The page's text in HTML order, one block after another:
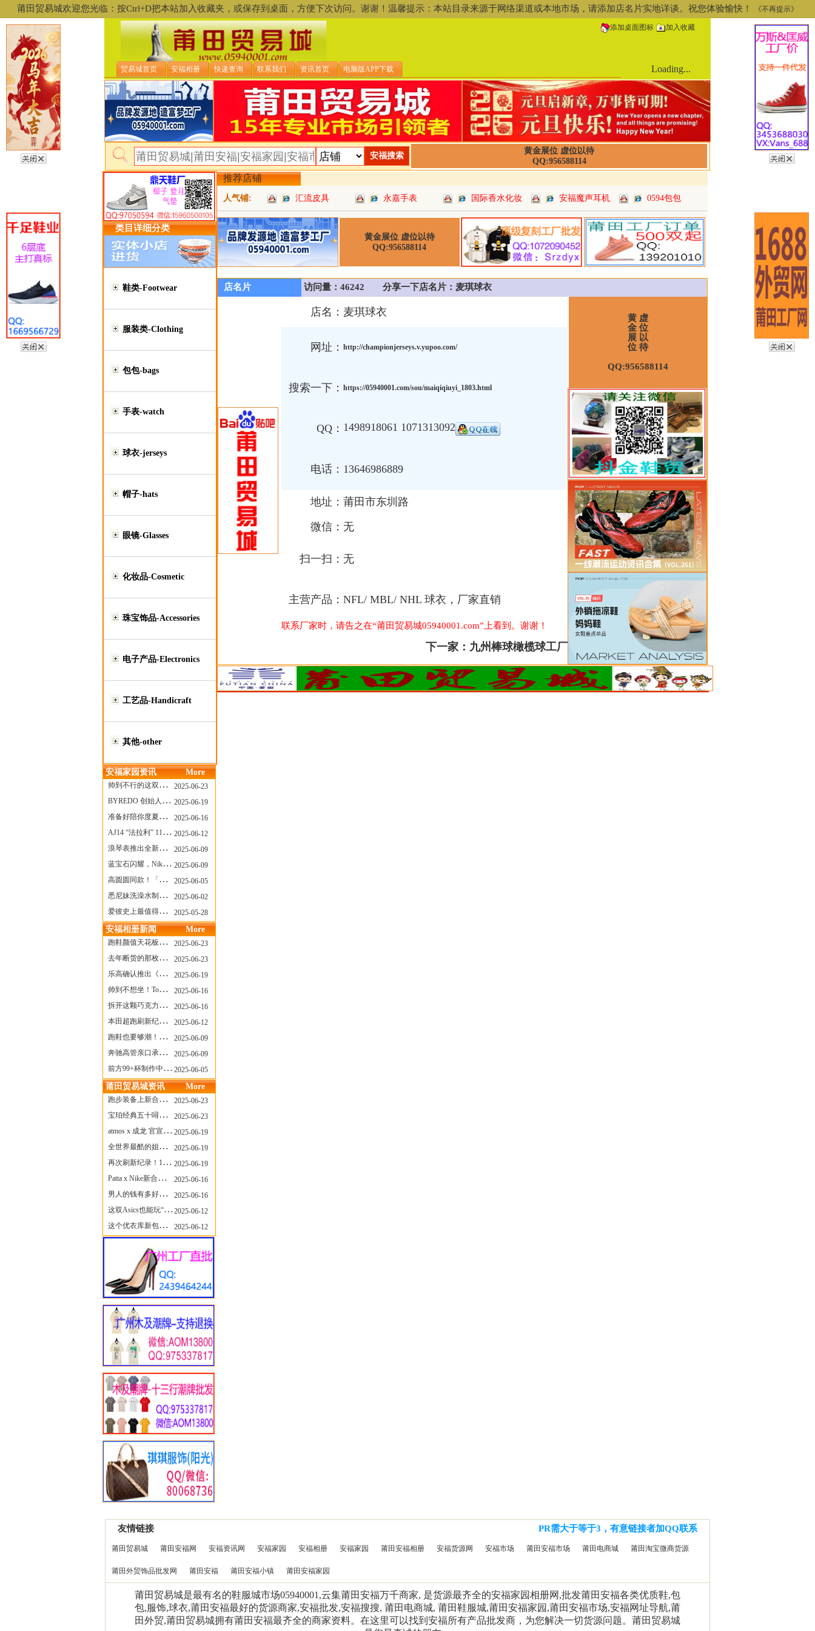
莆田贸易城欢迎您光临：按Ctrl+D把本站加入收藏夹，或保存到桌面，方便下次访问。谢谢！温馨提示：本站目录来源于网络渠道或本地市场，请添加店名片实地详谈。祝您体验愉快！ 《不再提示》
添加桌面图标 加入收藏
贸易城首页 安福相册 快递查询 联系我们 资讯首页 电脑版APP下载 Loading...
黄金展位 虚位以待
QQ:956588114
类目详细分类
鞋类-Footwear
服装类-Clothing
包包-bags
手表-watch
球衣-jerseys
帽子-hats
眼镜-Glasses
化妆品-Cosmetic
珠宝饰品-Accessories
电子产品-Electronics
工艺品-Handicraft
其他-other
安福家园资讯 More
帅到不行的这双跑鞋，其实藏着Nike第一位签约跑者的故事
2025-06-23
BYREDO 创始人离任，也带走了那份灵魂感
2025-06-19
准备好陪你度夏，nanamica x Suicoke 新联名来了
2025-06-16
AJ14 “法拉利” 11年后回归，红色超跑气场全开
2025-06-12
浪琴表推出全新先行者系列祖鲁时间1925腕表
2025-06-09
蓝宝石闪耀，Nike Air Max DN8 华丽变身
2025-06-09
高圆圆同款！「赤足New Balance」新联名曝光，铺货了
2025-06-05
悉尼妹洗澡水制成肥皂开启售卖！男粉：这肥皂能吃吗？
2025-06-02
爱彼史上最值得看的大展！揭秘150年传奇制表背后
2025-05-28
安福相册新闻 More
跑鞋颜值天花板？日常也能帅一脸
2025-06-23
去年断货的那枚表， CASIO指环表又要发售了
2025-06-23
乐高确认推出《哥斯拉》积木，这设计也太酷了！
2025-06-19
帅到不想坐！Tom Sachs x Helinox 这把露营椅太炸了
2025-06-16
拆开这颗巧克力，居然是皮卡丘？
2025-06-16
本田超跑刷新纪录了！700万元成交价
2025-06-12
跑鞋也要够潮！昂跑 x Slam Jam 联名即将发售
2025-06-09
奔驰高管亲口承认：电动G级，完全失败了！
2025-06-09
前方99+杯制作中！「爷爷不泡茶」苹果狗、桃桃喵，今夏顶流潮饮！
2025-06-05
莆田贸易城资讯 More
跑步装备上新合集，最近有什么可以关注的呢？
2025-06-23
宝珀经典五十噚家族再添新员 适配所有腕围的38mm小表径腕表亮相
2025-06-23
atmos x 成龙 官宣，《警察故事》联名短袖公布！
2025-06-19
全世界最酷的姐姐，和Nike联名的鞋要来了！
2025-06-19
再次刷新纪录！14只 LABUBU 共拍出240万元
2025-06-19
Patta x Nike新合作提前泄露，这次的服饰周边也有亮点？
2025-06-16
男人的钱有多好赚？四个大学生创业卖短裤，年销8个亿！
2025-06-16
这双Asics也能玩“牛仔感”？TOGA联名即将登场！
2025-06-12
这个优衣库新包，能火起来吗？
2025-06-12
推荐店铺
人气铺: 汇流皮具 永嘉手表 国际香水化妆 安福魔声耳机 0594包包
黄金展位 虚位以待
QQ:956588114
店名片 访问量：46242 分享一下店名片：麦琪球衣
店名： 麦琪球衣
黄 虚
金 位
展 以
位 待
QQ:956588114
网址： http://championjerseys.v.yupoo.com/
搜索一下： https://05940001.com/sou/maiqiqiuyi_1803.html
QQ： 1498918061 1071313092
电话： 13646986889
地址： 莆田市东圳路
微信： 无
扫一扫： 无
主营产品： NFL/ MBL/ NHL 球衣，厂家直销
联系厂家时，请告之在“莆田贸易城05940001.com”上看到。谢谢！
下一家： 九州棒球橄榄球工厂
友情链接 PR需大于等于3，有意链接者加QQ联系
莆田贸易城 莆田安福网 安福资讯网 安福家园 安福相册 安福家园 莆田安福相册 安福货源网 安福市场 莆田安福市场 莆田电商城 莆田淘宝微商货源
莆田外贸饰品批发网 莆田安福 莆田安福小镇 莆田安福家园
莆田贸易城是最有名的鞋服城市场05940001,云集莆田安福万千商家, 是货源最齐全的安福家园相册网,批发莆田安福各类优质鞋,包
包,服饰,球衣,莆田安福最好的货源商家,安福批发,安福搜搜, 莆田电商城, 莆田鞋服城,莆田安福家园,莆田安福市场,安福网址导航,莆
田外贸,莆田贸易城拥有莆田安福最齐全的商家资料。在这里可以找到安福所有产品批发商，为您解决一切货源问题。莆田贸易城